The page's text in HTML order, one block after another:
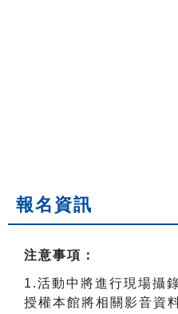
報名資訊
注意事項：
1.活動中將進行現場攝
授權本館將相關影音資